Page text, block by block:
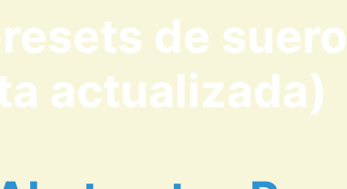
de suero
actualizada)